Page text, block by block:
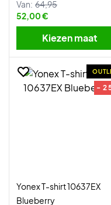
Van: 64,95
52,00 €
Kiezen maat
-
Yonex T-shirt 10637EX
Blueberry